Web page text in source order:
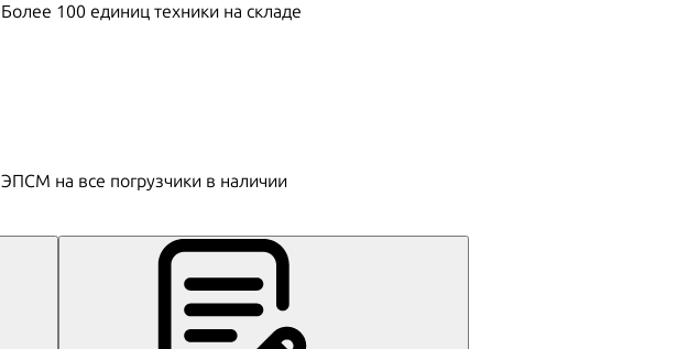
Более 100 единиц техники на складе
ЭПСМ на все погрузчики в наличии